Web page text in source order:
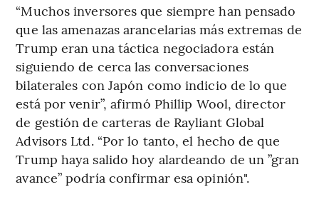
“Muchos inversores que siempre han pensado
que las amenazas arancelarias más extremas de
Trump eran una táctica negociadora están
siguiendo de cerca las conversaciones
bilaterales con Japón como indicio de lo que
está por venir”, afirmó Phillip Wool, director
de gestión de carteras de Rayliant Global
Advisors Ltd. “Por lo tanto, el hecho de que
Trump haya salido hoy alardeando de un ”gran
avance” podría confirmar esa opinión".